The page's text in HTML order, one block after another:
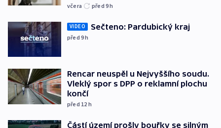
včera před 9h
VIDEO Sečteno: Pardubický kraj
před 9h
Rencar neuspěl u Nejvyššího soudu.
Vleklý spor s DPP o reklamní plochu
končí
před 12 h
Částí území prošly bouřky se silným